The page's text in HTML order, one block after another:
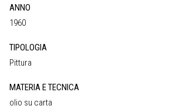
ANNO
1960
TIPOLOGIA
Pittura
MATERIA E TECNICA
olio su carta